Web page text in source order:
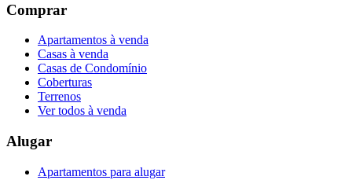
Comprar
Apartamentos à venda
Casas à venda
Casas de Condomínio
Coberturas
Terrenos
Ver todos à venda
Alugar
Apartamentos para alugar